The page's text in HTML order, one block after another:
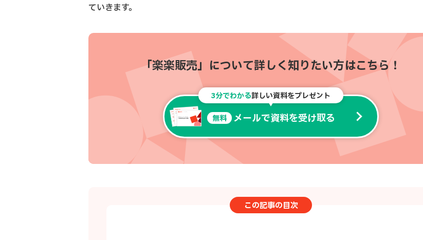
ていきます。
「楽楽販売」について詳しく知りたい方はこちら！
3分でわかる詳しい資料をプレゼント
無料 メールで資料を受け取る
この記事の目次